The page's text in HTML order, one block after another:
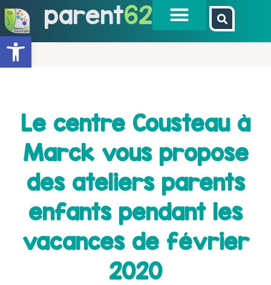
Ouvrir la barre d’outils
parent62
Le centre Cousteau à
Marck vous propose
des ateliers parents
enfants pendant les
vacances de février
2020